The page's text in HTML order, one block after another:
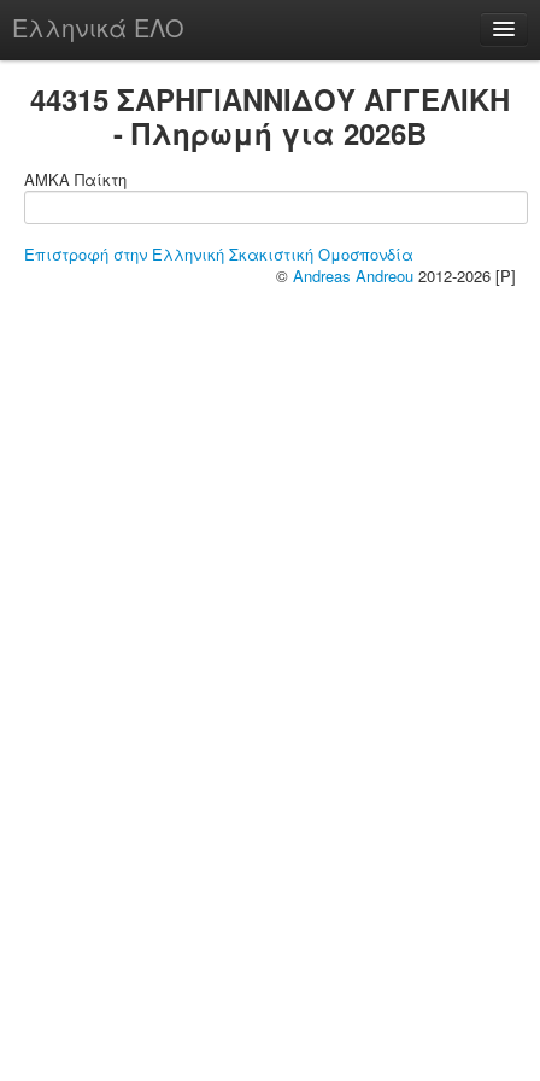
Ελληνικά ΕΛΟ
chesstu.be @ discord
44315 ΣΑΡΗΓΙΑΝΝΙΔΟΥ ΑΓΓΕΛΙΚΗ
- Πληρωμή για 2026B
ΑΜΚΑ Παίκτη
Επιστροφή στην Ελληνική Σκακιστική Ομοσπονδία
© Andreas Andreou 2012-2026 [P]